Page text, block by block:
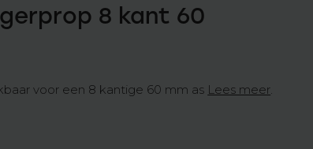
8 kant 60
voor een 8 kantige 60 mm as Lees meer.